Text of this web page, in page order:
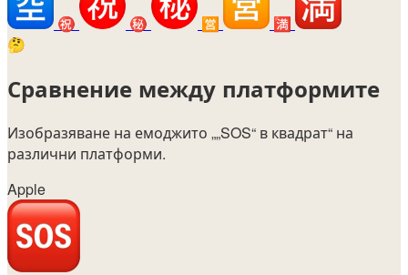
㊗️ ㊙️ 🈺
🈵
🤔
Сравнение между платформите
Изобразяване на емоджито „„SOS“ в квадрат“ на
различни платформи.
Apple